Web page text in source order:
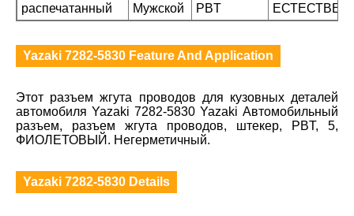
распечатанный Мужской PBT
Yazaki 7282-5830 Feature And Application
Этот разъем жгута проводов для кузовных деталей
автомобиля Yazaki 7282-5830 Yazaki Автомобильный
разъем, разъем жгута проводов, штекер, PBT, 5,
ФИОЛЕТОВЫЙ. Негерметичный.
Yazaki 7282-5830 Details